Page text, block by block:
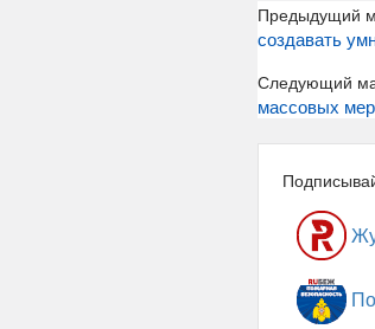
Предыдущий
создавать
Следующий
массовых